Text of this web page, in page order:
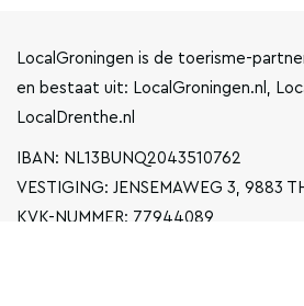
LocalGroningen is de toerisme-
en bestaat uit: LocalGroningen.nl,
LocalDrenthe.nl
IBAN: NL13BUNQ2043510762
VESTIGING: JENSEMAWEG 3, 9883
KVK-NUMMER: 77944089